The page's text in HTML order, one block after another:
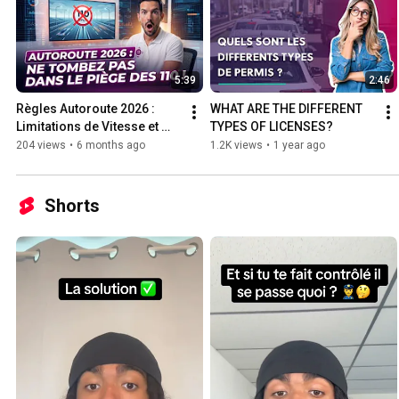
5:39
Règles Autoroute 2026 :
Limitations de Vitesse et
Jeunes Conducteurs
204 views • 6 months ago
2:46
WHAT ARE THE DIFFERENT
TYPES OF LICENSES?
1.2K views • 1 year ago
Shorts